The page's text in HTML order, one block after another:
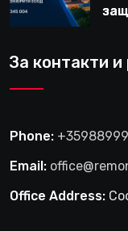
За контакти и
Phone:
Email:
Office Address: